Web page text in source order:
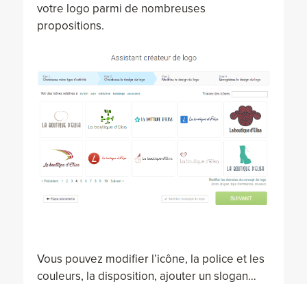
votre logo parmi de nombreuses
propositions.
Vous pouvez modifier l’icône, la police et les
couleurs, la disposition, ajouter un slogan…